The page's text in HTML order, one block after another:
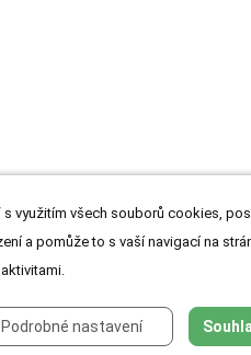
s využitím všech souborů cookies,
a pomůže to s vaší navigací na
Podrobné nastavení